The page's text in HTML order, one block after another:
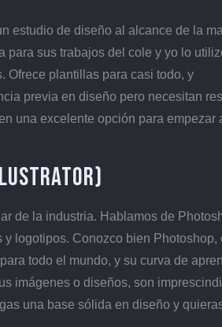
estudio de diseño al alcance de la
para sus trabajos del cole y yo lo
Ofrece plantillas para casi todo, y
previa en diseño pero necesitan
una excelente opción para empezar
Illustrator)
de la industria. Hablamos de
logotipos. Conozco bien Photoshop,
todo el mundo, y su curva de
imágenes o diseños, son
una base sólida en diseño y